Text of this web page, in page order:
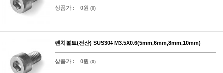
상품가 : 0원 (0)
렌치볼트(전산) SUS304 M3.5X0.6(5mm,6mm,8mm,10mm)
상품가 : 0원 (0)